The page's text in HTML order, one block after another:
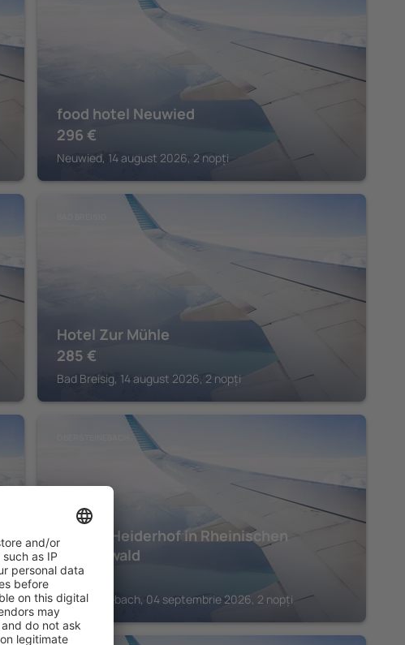
food hotel Neuwied
296 €
Neuwied, 14 august 2026, 2 nopți
Hotel Zur Mühle
285 €
Bad Breisig, 14 august 2026, 2 nopți
Belvilla Heiderhof in Rheinischen
Westerwald
382
Obersteinebach, 04 septembrie 2026, 2 nopți